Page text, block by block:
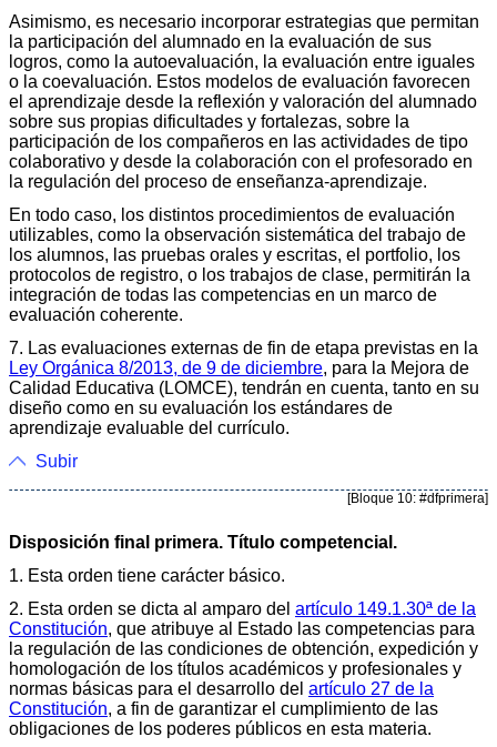
Asimismo, es necesario incorporar estrategias que permitan
la participación del alumnado en la evaluación de sus
logros, como la autoevaluación, la evaluación entre iguales
o la coevaluación. Estos modelos de evaluación favorecen
el aprendizaje desde la reflexión y valoración del alumnado
sobre sus propias dificultades y fortalezas, sobre la
participación de los compañeros en las actividades de tipo
colaborativo y desde la colaboración con el profesorado en
la regulación del proceso de enseñanza-aprendizaje.
En todo caso, los distintos procedimientos de evaluación
utilizables, como la observación sistemática del trabajo de
los alumnos, las pruebas orales y escritas, el portfolio, los
protocolos de registro, o los trabajos de clase, permitirán la
integración de todas las competencias en un marco de
evaluación coherente.
7. Las evaluaciones externas de fin de etapa previstas en la
Ley Orgánica 8/2013, de 9 de diciembre, para la Mejora de
Calidad Educativa (LOMCE), tendrán en cuenta, tanto en su
diseño como en su evaluación los estándares de
aprendizaje evaluable del currículo.
Subir
[Bloque 10: #dfprimera]
Disposición final primera. Título competencial.
1. Esta orden tiene carácter básico.
2. Esta orden se dicta al amparo del artículo 149.1.30ª de la
Constitución, que atribuye al Estado las competencias para
la regulación de las condiciones de obtención, expedición y
homologación de los títulos académicos y profesionales y
normas básicas para el desarrollo del artículo 27 de la
Constitución, a fin de garantizar el cumplimiento de las
obligaciones de los poderes públicos en esta materia.